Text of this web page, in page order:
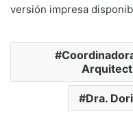
versión impresa
Dra.